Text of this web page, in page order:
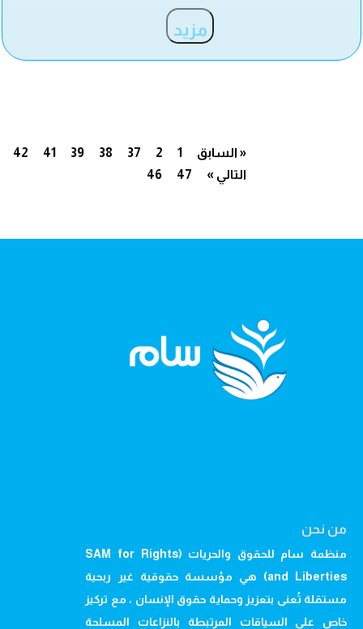
مزيد
« السابق 1
2
37
38
39
41
42
46
47 التالي »
من نحن
منظمة سام للحقوق والحريات (SAM for Rights
and Liberties) هي مؤسسة حقوقية غير ربحية
مستقلة تُعنى بتعزيز وحماية حقوق الإنسان ، مع تركيز
خاص على السياقات المرتبطة بالنزاعات المسلحة